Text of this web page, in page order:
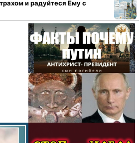
и радуйтеся Ему с